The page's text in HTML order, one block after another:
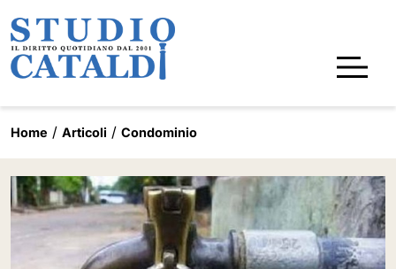
Home Articoli Condominio